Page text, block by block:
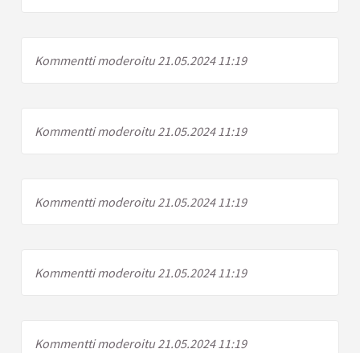
Kommentti moderoitu 21.05.2024 11:19
Kommentti moderoitu 21.05.2024 11:19
Kommentti moderoitu 21.05.2024 11:19
Kommentti moderoitu 21.05.2024 11:19
Kommentti moderoitu 21.05.2024 11:19